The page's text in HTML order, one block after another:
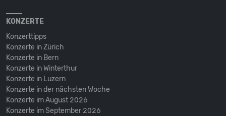
KONZERTE
Konzerttipps
Konzerte in Zürich
Konzerte in Bern
Konzerte in Winterthur
Konzerte in Luzern
Konzerte in der nächsten Woche
Konzerte im August 2026
Konzerte im September 2026